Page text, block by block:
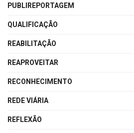
PUBLIREPORTAGEM
QUALIFICAÇÃO
REABILITAÇÃO
REAPROVEITAR
RECONHECIMENTO
REDE VIÁRIA
REFLEXÃO